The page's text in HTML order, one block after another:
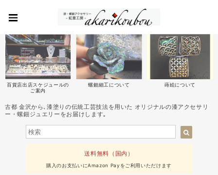
百貨店出店スケジュールの
ご案内
螺鈿細工について 蒔絵について
古都 金沢から､漆塗りの伝統工芸技法を用いた オリジナルの漆アクセサリ
ー・螺鈿ジュエリーをお届けします｡
送料無料（国内）
購入のお支払いにAmazon Payをご利用いただけます